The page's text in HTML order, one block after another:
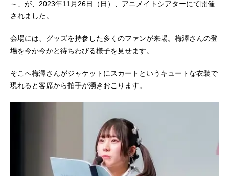
～」が、2023年11月26日（日）、アニメイトシアターにて開催
されました。
会場には、グッズを持参した多くのファンが来場。梅澤さんの登
場を今か今かと待ちわびる様子を見せます。
そこへ梅澤さんがジャケットにスカートというキュートな衣装で
現れると客席から拍手が湧きおこります。